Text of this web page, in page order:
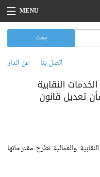
MENU
بحث
اتصل بنا عن الدار
النقابية
تعديل قانون
والعمالية تطرح مقترحاتها